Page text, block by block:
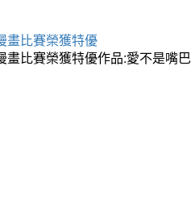
畫比賽榮獲特優
比賽榮獲特優作品:愛不是嘴